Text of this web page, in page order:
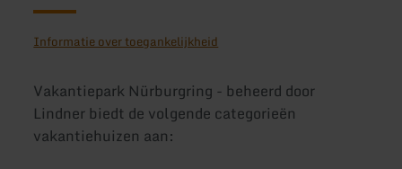
Informatie over toegankelijkheid
Vakantiepark Nürburgring - beheerd door
Lindner biedt de volgende categorieën
vakantiehuizen aan: